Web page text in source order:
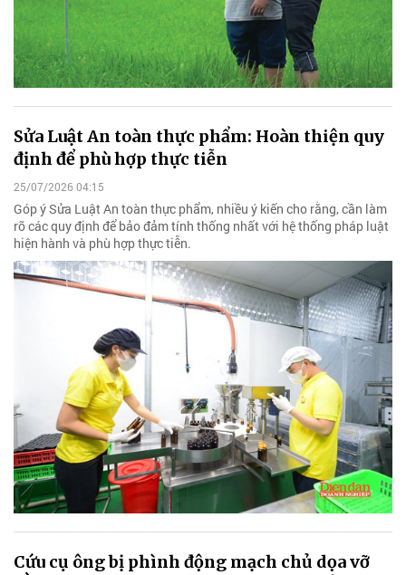
Sửa Luật An toàn thực phẩm: Hoàn thiện quy
định để phù hợp thực tiễn
25/07/2026 04:15
Góp ý Sửa Luật An toàn thực phẩm, nhiều ý kiến cho rằng, cần làm
rõ các quy định để bảo đảm tính thống nhất với hệ thống pháp luật
hiện hành và phù hợp thực tiễn.
Cứu cụ ông bị phình động mạch chủ dọa vỡ